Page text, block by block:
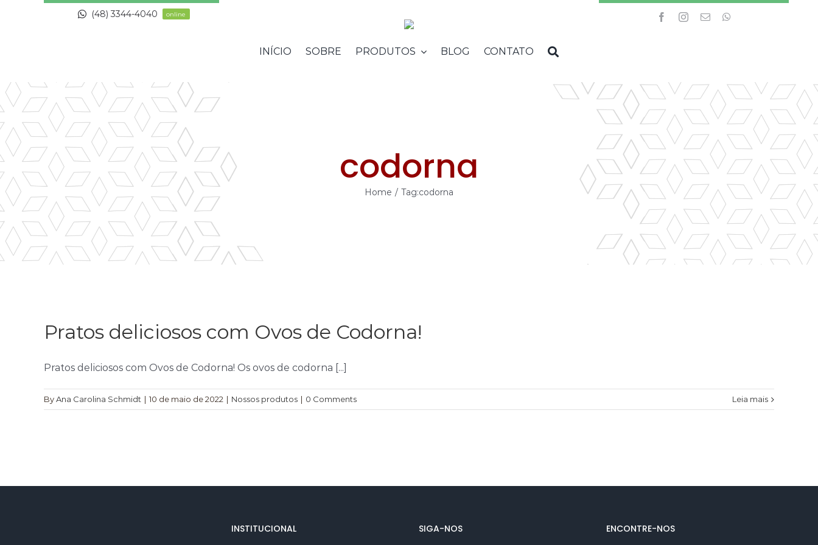
(48) 3344-4040 online
INÍCIO SOBRE PRODUTOS BLOG CONTATO
codorna
Home / Tag:codorna
Pratos deliciosos com Ovos de Codorna!
Pratos deliciosos com Ovos de Codorna! Os ovos de codorna [...]
ByAna Carolina Schmidt | 10 de maio de 2022 | Nossos produtos | 0 Comments Leia mais
INSTITUCIONAL SIGA-NOS ENCONTRE-NOS